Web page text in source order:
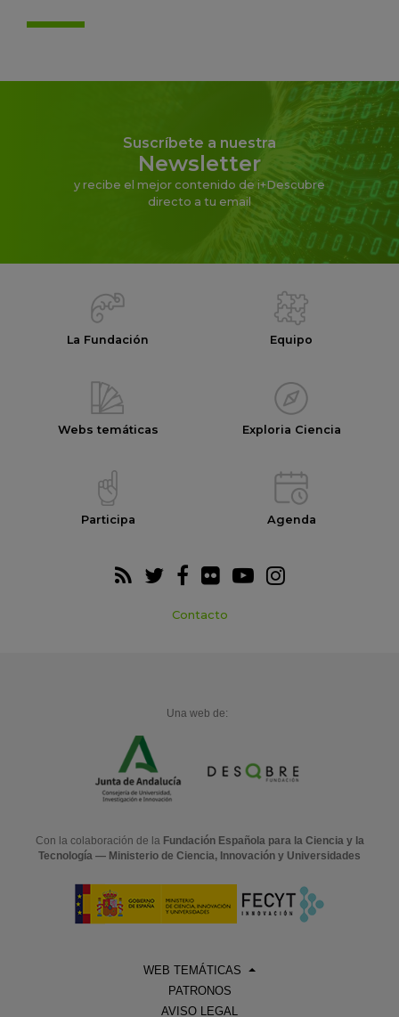
Suscríbete a nuestra
Newsletter
y recibe el mejor contenido de i+Descubre
directo a tu email
La Fundación Equipo
Webs temáticas Exploria Ciencia
Participa Agenda
Contacto
Una web de:
Con la colaboración de la Fundación Española para la Ciencia y la
Tecnología — Ministerio de Ciencia, Innovación y Universidades
WEB TEMÁTICAS
PATRONOS
AVISO LEGAL